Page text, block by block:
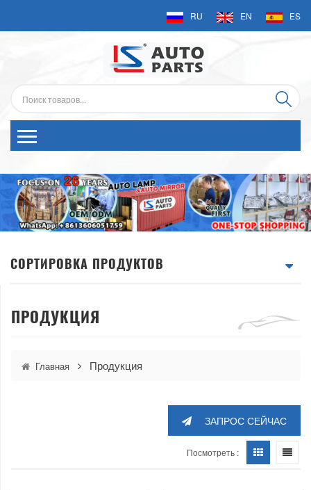
RU EN ES
СОРТИРОВКА ПРОДУКТОВ
ПРОДУКЦИЯ
Главная Продукция
ЗАПРОС СЕЙЧАС
Посмотреть :